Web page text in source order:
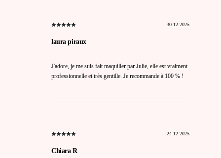
30.12.2025
laura piraux
J'adore, je me suis fait maquiller par Julie, elle est vraiment
professionnelle et très gentille. Je recommande à 100 % !
24.12.2025
Chiara R